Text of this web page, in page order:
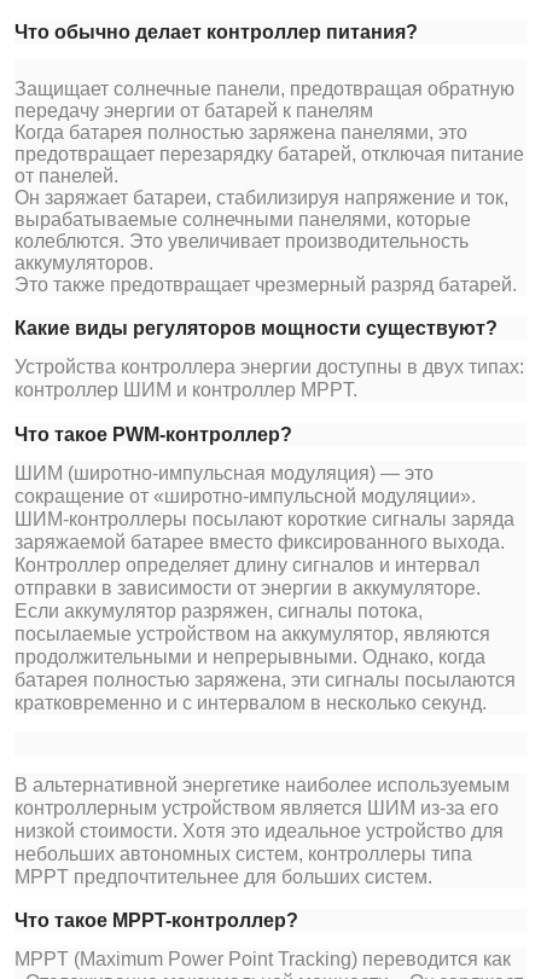
Что обычно делает контроллер питания?
Защищает солнечные панели, предотвращая обратную
передачу энергии от батарей к панелям
Когда батарея полностью заряжена панелями, это
предотвращает перезарядку батарей, отключая питание
от панелей.
Он заряжает батареи, стабилизируя напряжение и ток,
вырабатываемые солнечными панелями, которые
колеблются. Это увеличивает производительность
аккумуляторов.
Это также предотвращает чрезмерный разряд батарей.
Какие виды регуляторов мощности существуют?
Устройства контроллера энергии доступны в двух типах:
контроллер ШИМ и контроллер MPPT.
Что такое PWM-контроллер?
ШИМ (широтно-импульсная модуляция) — это
сокращение от «широтно-импульсной модуляции».
ШИМ-контроллеры посылают короткие сигналы заряда
заряжаемой батарее вместо фиксированного выхода.
Контроллер определяет длину сигналов и интервал
отправки в зависимости от энергии в аккумуляторе.
Если аккумулятор разряжен, сигналы потока,
посылаемые устройством на аккумулятор, являются
продолжительными и непрерывными. Однако, когда
батарея полностью заряжена, эти сигналы посылаются
кратковременно и с интервалом в несколько секунд.
В альтернативной энергетике наиболее используемым
контроллерным устройством является ШИМ из-за его
низкой стоимости. Хотя это идеальное устройство для
небольших автономных систем, контроллеры типа
MPPT предпочтительнее для больших систем.
Что такое MPPT-контроллер?
MPPT (Maximum Power Point Tracking) переводится как